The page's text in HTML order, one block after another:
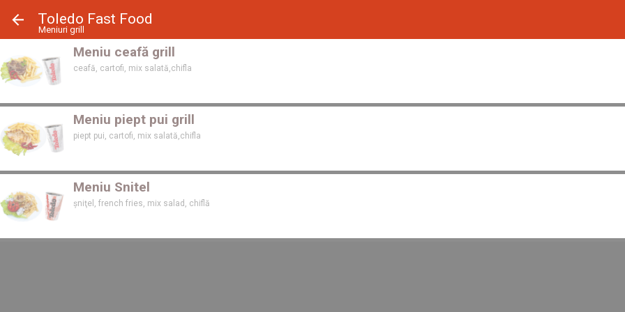
Toledo Fast Food
Meniuri grill
Meniu ceafă grill
ceafă, cartofi, mix salată,chifla
Meniu piept pui grill
piept pui, cartofi, mix salată,chifla
Meniu Snitel
șniţel, french fries, mix salad, chiflă